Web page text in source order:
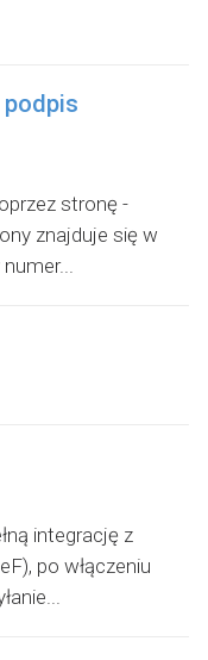
stronę -
znajduje się w
integrację z
po włączeniu